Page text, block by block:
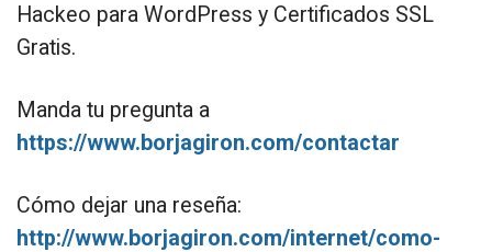
Hackeo para WordPress y Certificados SSL
Gratis.
Manda tu pregunta a
https://www.borjagiron.com/contactar
Cómo dejar una reseña:
http://www.borjagiron.com/internet/como-